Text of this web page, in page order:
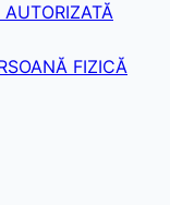
FIZICĂ